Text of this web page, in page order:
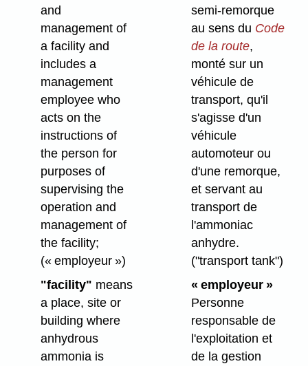
and
management of
a facility and
includes a
management
employee who
acts on the
instructions of
the person for
purposes of
supervising the
operation and
management of
the facility;
(« employeur »)
"facility" means
a place, site or
building where
anhydrous
ammonia is
semi-remorque
au sens du Code
de la route,
monté sur un
véhicule de
transport, qu'il
s'agisse d'un
véhicule
automoteur ou
d'une remorque,
et servant au
transport de
l'ammoniac
anhydre.
("transport tank")
« employeur »
Personne
responsable de
l'exploitation et
de la gestion